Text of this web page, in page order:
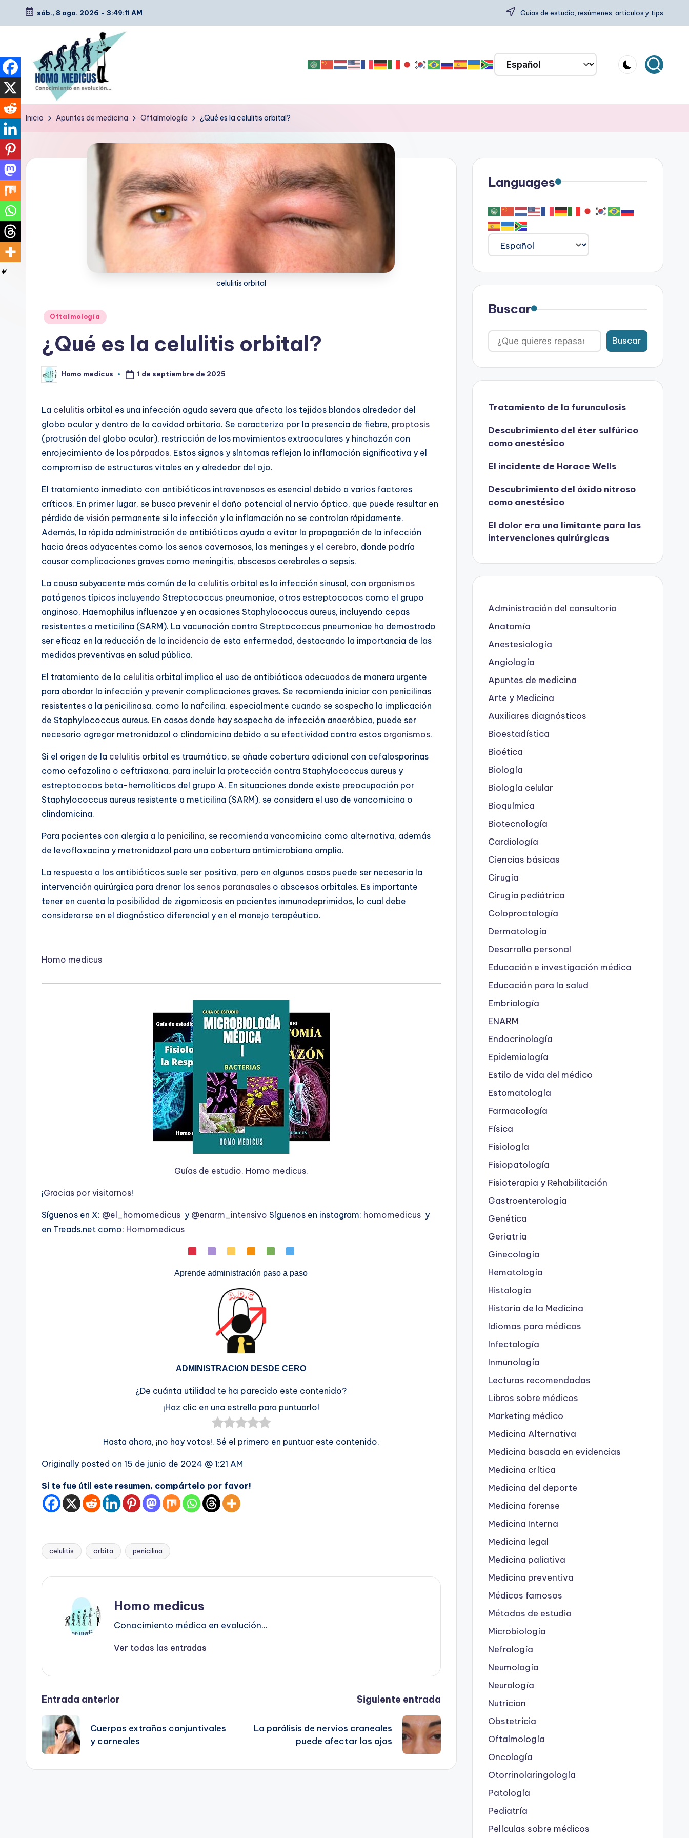
Saltar
contenido
sáb., 8 ago. 2026 - 3:49:12 AM Guías de estudio, resúmenes, artículos y tips
H
o
m
Guías
resúmenes,
Inicio Apuntes de medicina Oftalmología ¿Qué es la celulitis orbital?
celulitis orbital
Publicado
Oftalmología
¿Qué es la celulitis orbital?
Publicado
por
Homo medicus 1 de septiembre de 2025
La celulitis orbital es una infección aguda severa que afecta los tejidos blandos alrededor del
globo ocular y dentro de la cavidad orbitaria. Se caracteriza por la presencia de fiebre, proptosis
(protrusión del globo ocular), restricción de los movimientos extraoculares y hinchazón con
enrojecimiento de los párpados. Estos signos y síntomas reflejan la inflamación significativa y el
compromiso de estructuras vitales en y alrededor del ojo.
El tratamiento inmediato con antibióticos intravenosos es esencial debido a varios factores
críticos. En primer lugar, se busca prevenir el daño potencial al nervio óptico, que puede resultar en
pérdida de visión permanente si la infección y la inflamación no se controlan rápidamente.
Además, la rápida administración de antibióticos ayuda a evitar la propagación de la infección
hacia áreas adyacentes como los senos cavernosos, las meninges y el cerebro, donde podría
causar complicaciones graves como meningitis, abscesos cerebrales o sepsis.
La causa subyacente más común de la celulitis orbital es la infección sinusal, con organismos
patógenos típicos incluyendo Streptococcus pneumoniae, otros estreptococos como el grupo
anginoso, Haemophilus influenzae y en ocasiones Staphylococcus aureus, incluyendo cepas
resistentes a meticilina (SARM). La vacunación contra Streptococcus pneumoniae ha demostrado
ser eficaz en la reducción de la incidencia de esta enfermedad, destacando la importancia de las
medidas preventivas en salud pública.
El tratamiento de la celulitis orbital implica el uso de antibióticos adecuados de manera urgente
para abordar la infección y prevenir complicaciones graves. Se recomienda iniciar con penicilinas
resistentes a la penicilinasa, como la nafcilina, especialmente cuando se sospecha la implicación
de Staphylococcus aureus. En casos donde hay sospecha de infección anaeróbica, puede ser
necesario agregar metronidazol o clindamicina debido a su efectividad contra estos organismos.
Si el origen de la celulitis orbital es traumático, se añade cobertura adicional con cefalosporinas
como cefazolina o ceftriaxona, para incluir la protección contra Staphylococcus aureus y
estreptococos beta-hemolíticos del grupo A. En situaciones donde existe preocupación por
Staphylococcus aureus resistente a meticilina (SARM), se considera el uso de vancomicina o
clindamicina.
Para pacientes con alergia a la penicilina, se recomienda vancomicina como alternativa, además
de levofloxacina y metronidazol para una cobertura antimicrobiana amplia.
La respuesta a los antibióticos suele ser positiva, pero en algunos casos puede ser necesaria la
intervención quirúrgica para drenar los senos paranasales o abscesos orbitales. Es importante
tener en cuenta la posibilidad de zigomicosis en pacientes inmunodeprimidos, lo cual debe
considerarse en el diagnóstico diferencial y en el manejo terapéutico.
Homo medicus
Guías de estudio. Homo medicus.
¡Gracias por visitarnos!
Síguenos en X: @el_homomedicus y @enarm_intensivo Síguenos en instagram: homomedicus y
en Treads.net como: Homomedicus
Aprende administración paso a paso
ADMINISTRACION DESDE CERO
¿De cuánta utilidad te ha parecido este contenido?
¡Haz clic en una estrella para puntuarlo!
Hasta ahora, ¡no hay votos!. Sé el primero en puntuar este contenido.
Originally posted on 15 de junio de 2024 @ 1:21 AM
Si te fue útil este resumen, compártelo por favor!
Etiquetas:
celulitis orbita penicilina
Homo medicus
Conocimiento médico en evolución...
Ver todas las entradas
Navegación
de
entradas
Entrada anterior
Cuerpos extraños conjuntivales
y corneales
Siguiente entrada
La parálisis de nervios craneales
puede afectar los ojos
Languages
Buscar
Buscar
Tratamiento de la furunculosis
Descubrimiento del éter sulfúrico
como anestésico
El incidente de Horace Wells
Descubrimiento del óxido nitroso
como anestésico
El dolor era una limitante para las
intervenciones quirúrgicas
Administración del consultorio
Anatomía
Anestesiología
Angiología
Apuntes de medicina
Arte y Medicina
Auxiliares diagnósticos
Bioestadística
Bioética
Biología
Biología celular
Bioquímica
Biotecnología
Cardiología
Ciencias básicas
Cirugía
Cirugía pediátrica
Coloproctología
Dermatología
Desarrollo personal
Educación e investigación médica
Educación para la salud
Embriología
ENARM
Endocrinología
Epidemiología
Estilo de vida del médico
Estomatología
Farmacología
Física
Fisiología
Fisiopatología
Fisioterapia y Rehabilitación
Gastroenterología
Genética
Geriatría
Ginecología
Hematología
Histología
Historia de la Medicina
Idiomas para médicos
Infectología
Inmunología
Lecturas recomendadas
Libros sobre médicos
Marketing médico
Medicina Alternativa
Medicina basada en evidencias
Medicina crítica
Medicina del deporte
Medicina forense
Medicina Interna
Medicina legal
Medicina paliativa
Medicina preventiva
Médicos famosos
Métodos de estudio
Microbiología
Nefrología
Neumología
Neurología
Nutricion
Obstetricia
Oftalmología
Oncología
Otorrinolaringología
Patología
Pediatría
Películas sobre médicos